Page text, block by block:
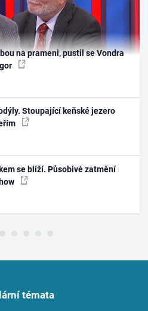
na prameni, pustil se Vondra
Stoupající keňské jezero
se blíží. Působivé zatmění
témata